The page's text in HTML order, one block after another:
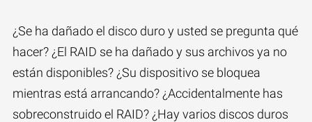
¿Se ha dañado el disco duro y usted se pregunta qué
hacer? ¿El RAID se ha dañado y sus archivos ya no
están disponibles? ¿Su dispositivo se bloquea
mientras está arrancando? ¿Accidentalmente has
sobreconstruido el RAID? ¿Hay varios discos duros